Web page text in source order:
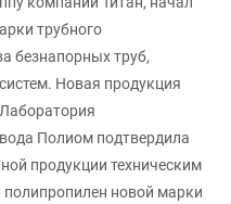
трубного
безнапорных труб,
Новая продукция
Полиом подтвердила
продукции техническим
полипропилен новой марки